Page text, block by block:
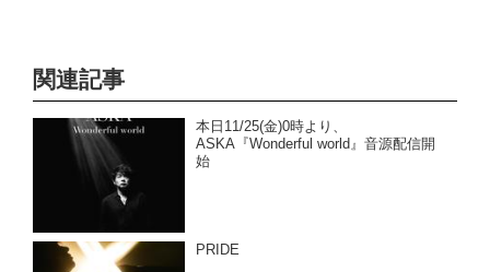
関連記事
本日11/25(金)0時より、
ASKA『Wonderful world』音源配信開
始
PRIDE